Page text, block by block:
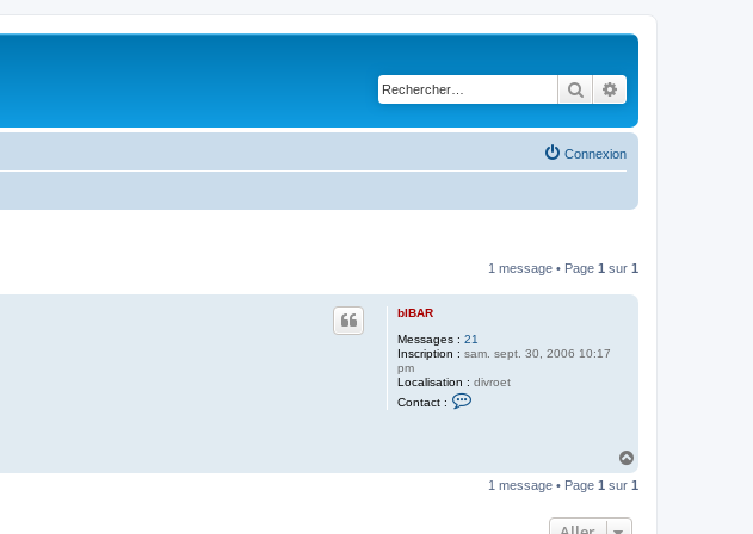
Rechercher
Connexion
1 message • Page 1 sur 1
bIBAR
Messages : 21
Inscription : sam. sept. 30, 2006 10:17
pm
Localisation : divroet
Contact :
u
1 message • Page 1 sur 1